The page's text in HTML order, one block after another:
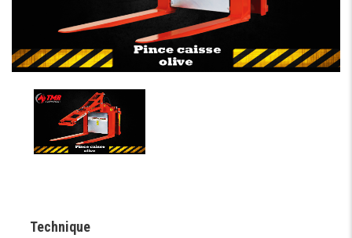
Technique